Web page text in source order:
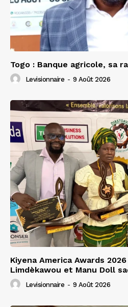
Togo : Banque agricole, sa
Levisionnaire - 9 Août 2026
Kiyena America Awards
Limdèkawou et Manu Doll
Levisionnaire - 9 Août 2026